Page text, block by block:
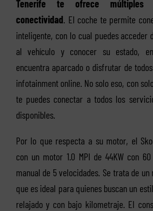
Tenerife te ofrece múltiples
conectividad. El coche te permite
inteligente, con lo cual puedes acceder
al vehículo y conocer su estado,
encuentra aparcado o disfrutar de
infotainment online. No solo eso, con
te puedes conectar a todos los
disponibles.
Por lo que respecta a su motor, el
con un motor 1.0 MPI de 44KW con
manual de 5 velocidades. Se trata de
que es ideal para quienes buscan un
relajado y con bajo kilometraje. El